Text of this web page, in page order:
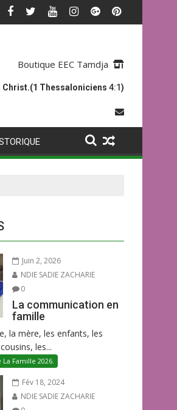
Boutique EEC Tamdja
Christ.(1 Thessaloniciens 4:1)
Juin 2, 2026
NDIE SADIE ZACHARIE
0
La communication en
famille
la mère, les enfants, les
les...
La Famille 2026.
Fév 18, 2024
NDIE SADIE ZACHARIE